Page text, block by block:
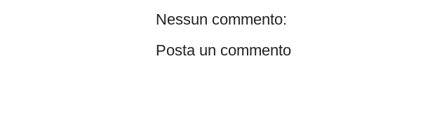
Nessun commento:
Posta un commento